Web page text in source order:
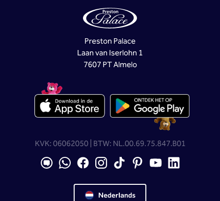
Preston Palace
Laan van Iserlohn 1
7607 PT Almelo
KVK: 06062050 | BTW: NL.00.69.75.847.B01
Nederlands